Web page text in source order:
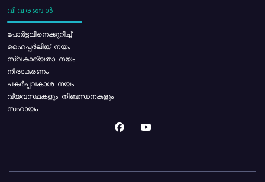
വിവരങ്ങൾ
പോര്‍ട്ടലിനെക്കുറിച്ച്
ഹൈപ്പർലിങ്ക് നയം
സ്വകാര്യതാ നയം
നിരാകരണം
പകർപ്പവകാശ നയം
വ്യവസ്ഥകളും നിബന്ധനകളും
സഹായം